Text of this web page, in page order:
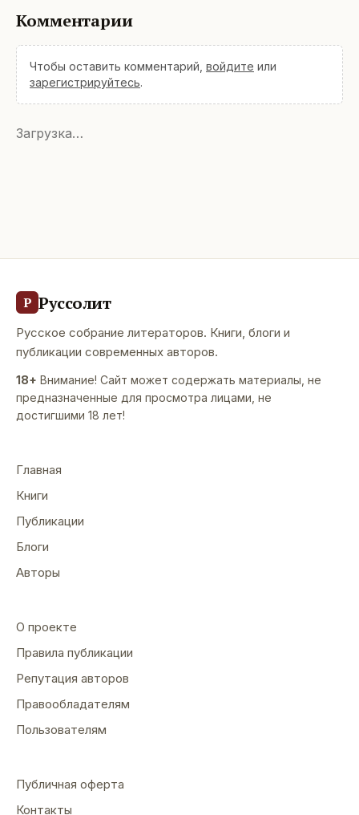
Комментарии
Чтобы оставить комментарий, войдите или
зарегистрируйтесь.
Загрузка…
Р Руссолит
Русское собрание литераторов. Книги, блоги и
публикации современных авторов.
18+ Внимание! Сайт может содержать материалы, не
предназначенные для просмотра лицами, не
достигшими 18 лет!
Главная
Книги
Публикации
Блоги
Авторы
О проекте
Правила публикации
Репутация авторов
Правообладателям
Пользователям
Публичная оферта
Контакты